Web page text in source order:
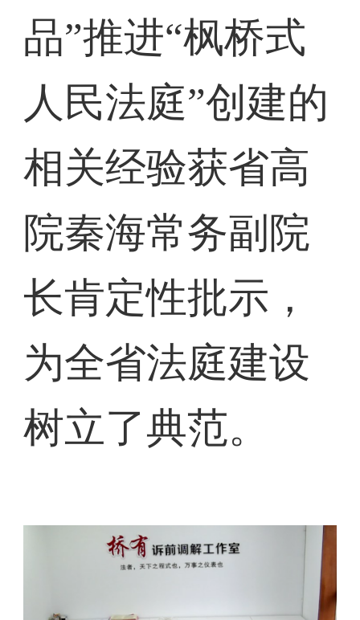
品”推进“枫桥式
人民法庭”创建的
相关经验获省高
院秦海常务副院
长肯定性批示，
为全省法庭建设
树立了典范。